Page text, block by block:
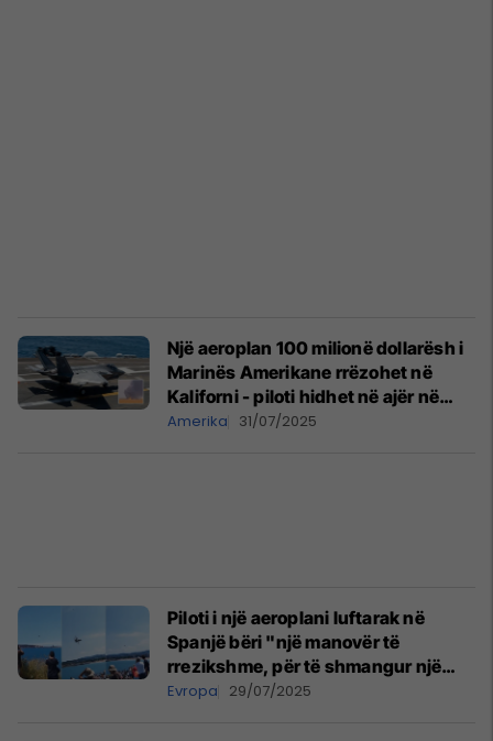
Një aeroplan 100 milionë dollarësh i
Marinës Amerikane rrëzohet në
Kaliforni - piloti hidhet në ajër në
mënyrë të sigurt
Amerika 31/07/2025
Piloti i një aeroplani luftarak në
Spanjë bëri "një manovër të
rrezikshme, për të shmangur një
katastrofë" - në një plazh të
Evropa 29/07/2025